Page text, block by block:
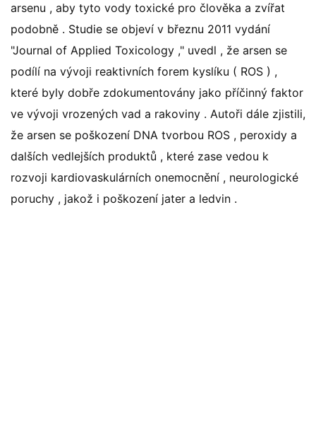
arsenu , aby tyto vody toxické pro člověka a zvířat
podobně . Studie se objeví v březnu 2011 vydání
"Journal of Applied Toxicology ," uvedl , že arsen se
podílí na vývoji reaktivních forem kyslíku ( ROS ) ,
které byly dobře zdokumentovány jako příčinný faktor
ve vývoji vrozených vad a rakoviny . Autoři dále zjistili,
že arsen se poškození DNA tvorbou ROS , peroxidy a
dalších vedlejších produktů , které zase vedou k
rozvoji kardiovaskulárních onemocnění , neurologické
poruchy , jakož i poškození jater a ledvin .